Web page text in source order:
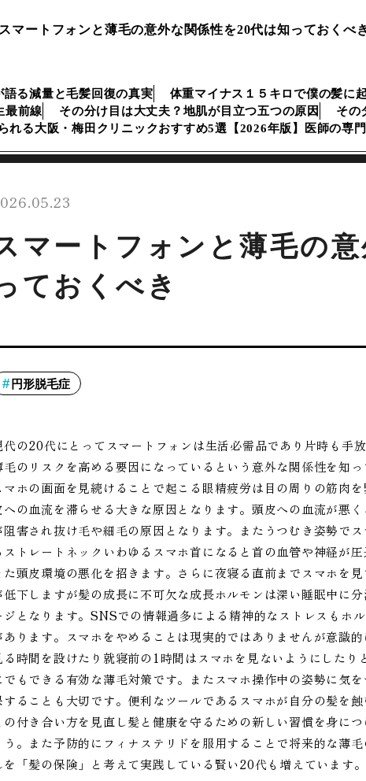
スマートフォンと薄毛の意外な関係性を20代は知っておくべ
語る減量と毛髪回復の真実 体重マイナス１５キロで僕の髪に
最前線
その分け目は大丈夫？地肌が目立つ五つの原因
その
れる大阪・梅田クリニックおすすめ5選【2026年版】医師の専
マートフォンと薄毛の
ておくべき
円形脱毛症
代の20代にとってスマートフォンは生活必需品であり片時も手
毛のリスクを高める要因になっているという意外な関係性を知
マホの画面を見続けることで起こる眼精疲労は目の周りの筋肉
への血流を滞らせる大きな原因となります。頭皮への血流が悪
阻害され抜け毛や細毛の原因となります。またうつむき姿勢で
ストレートネックいわゆるスマホ首になると首の血管や神経が
た頭皮環境の悪化を招きます。さらに夜寝る直前までスマホを
低下しますが髪の成長に不可欠な成長ホルモンは深い睡眠中に
ジとなります。SNSでの情報過多による精神的なストレスもホ
あります。スマホをやめることは現実的ではありませんが意識
る時間を設けたり就寝前の1時間はスマホを見ないようにした
でもできる有効な薄毛対策です。またスマホ操作中の姿勢に気
することも大切です。便利なツールであるスマホが自分の髪を
の付き合い方を見直し髪と健康を守るための新しい習慣を身に
う。また予防的にフィナステリドを服用することで将来的な薄
を「髪の保険」と考えて実践している賢い20代も増えています。